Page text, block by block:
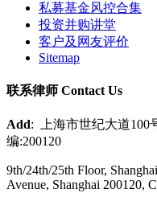
私募基金风控合集
投资并购讲堂
客户及网友评价
Sitemap
联系律师 Contact Us
Add: 上海市世纪大道100
编:200120
9th/24th/25th Floor,
Avenue, Shanghai 200120,